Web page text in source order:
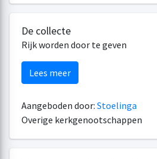
De collecte
Rijk worden door te geven
Lees meer
Aangeboden door: Stoelinga
Overige kerkgenootschappen